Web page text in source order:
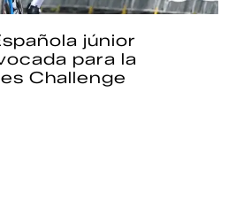
júnior
para la
Challenge